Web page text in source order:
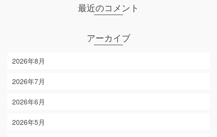
最近のコメント
アーカイブ
2026年8月
2026年7月
2026年6月
2026年5月